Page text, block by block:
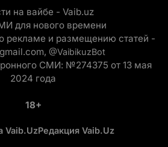
на вайбе - Vaib.uz
для нового времени
рекламе и размещению статей -
@VaibikuzBot
СМИ: №274375 от 13 мая
2024 года
18+
Vaib.uzРедакция Vaib.uz